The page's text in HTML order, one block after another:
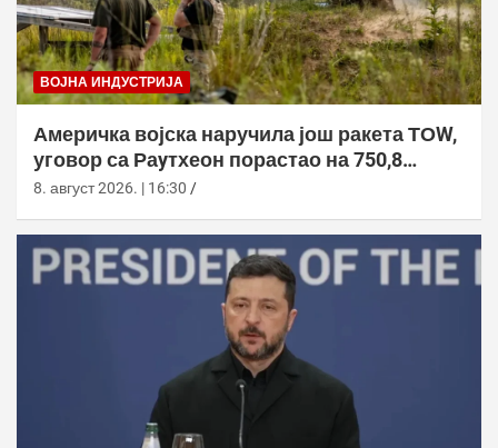
ВОЈНА ИНДУСТРИЈА
Америчка војска наручила још ракета ТОW,
уговор са Раyтхеон порастао на 750,8
милиона долара
8. август 2026. | 16:30